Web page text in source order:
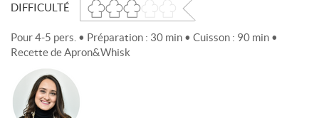
DIFFICULTÉ
Pour 4-5 pers. • Préparation : 30 min • Cuisson : 90 min •
Recette deApron&Whisk